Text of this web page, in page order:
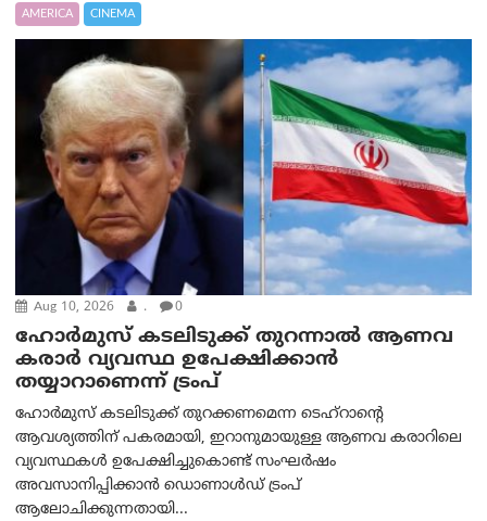
AMERICA CINEMA
Aug 10, 2026 . 0
ഹോർമുസ് കടലിടുക്ക് തുറന്നാൽ ആണവ
കരാർ വ്യവസ്ഥ ഉപേക്ഷിക്കാൻ
തയ്യാറാണെന്ന് ട്രം‌പ്
ഹോർമുസ് കടലിടുക്ക് തുറക്കണമെന്ന ടെഹ്‌റാന്റെ
ആവശ്യത്തിന് പകരമായി, ഇറാനുമായുള്ള ആണവ കരാറിലെ
വ്യവസ്ഥകൾ ഉപേക്ഷിച്ചുകൊണ്ട് സംഘർഷം
അവസാനിപ്പിക്കാൻ ഡൊണാൾഡ് ട്രംപ്
ആലോചിക്കുന്നതായി...